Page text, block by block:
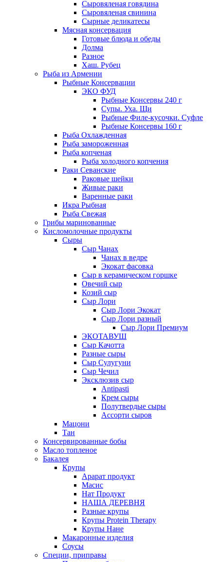
Сыровяленая говядина
Сыровяленая свинина
Сырные деликатесы
Мясная консервация
Готовые блюда и обеды
Долма
Разное
Хаш. Рубец
Рыба из Армении
Рыбные Консервации
ЭКО ФУД
Рыбные Консервы 240 г
Супы. Уха. Щи
Рыбные Филе-кусочки. Суфле
Рыбные Консервы 160 г
Рыба Охлажденная
Рыба замороженная
Рыба копченая
Рыба холодного копчения
Раки Севанские
Раковые шейки
Живые раки
Варенные раки
Икра Рыбная
Рыба Свежая
Грибы маринованные
Кисломолочные продукты
Сыры
Сыр Чанах
Чанах в ведре
Экокат фасовка
Сыр в керамическом горшке
Овечий сыр
Козий сыр
Сыр Лори
Сыр Лори Экокат
Сыр Лори разный
Сыр Лори Премиум
ЭКОТАВУШ
Сыр Качотта
Разные сыры
Сыр Сулугуни
Сыр Чечил
Эксклюзив сыр
Antipasti
Крем сыры
Полутвердые сыры
Ассорти сыров
Мацони
Тан
Консервированные бобы
Масло топленое
Бакалея
Крупы
Арарат продукт
Масис
Нат Продукт
НАША ДЕРЕВНЯ
Разные крупы
Крупы Protein Therapy
Крупы Нане
Макаронные изделия
Соусы
Специи, приправы